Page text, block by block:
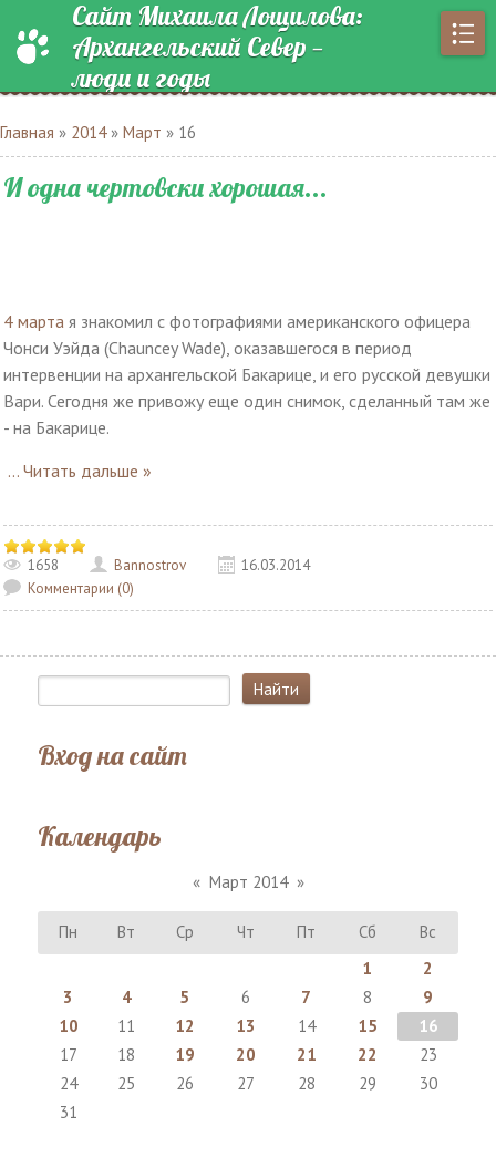
Сайт Михаила Лощилова:
Архангельский Север —
люди и годы
Главная » 2014 » Март » 16
И одна чертовски хорошая...
4 марта я знакомил с фотографиями американского офицера
Чонси Уэйда (Chauncey Wade), оказавшегося в период
интервенции на архангельской Бакарице, и его русской девушки
Вари. Сегодня же привожу еще один снимок, сделанный там же
- на Бакарице.
... Читать дальше »
1658 Bannostrov
16.03.2014
Комментарии (0)
Вход на сайт
Календарь
« Март 2014 »
Пн Вт Ср Чт Пт Сб
Вс
1
2
3
4 5 6 7 8
9
10
11 12 13 14 15
16
17
18 19 20 21 22
23
24
25 26 27 28 29
30
31